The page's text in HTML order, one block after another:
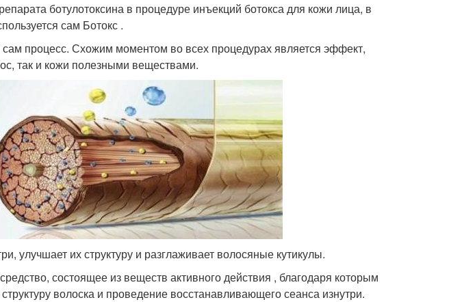
ботулотоксина в процедуре инъекций ботокса для кожи лица, в
сам Ботокс .
процесс. Схожим моментом во всех процедурах является эффект,
так и кожи полезными веществами.
улучшает их структуру и разглаживает волосяные кутикулы.
состоящее из веществ активного действия , благодаря которым
волоска и проведение восстанавливающего сеанса изнутри.